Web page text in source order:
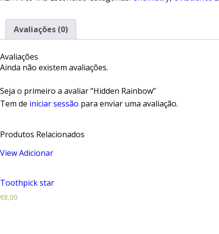
Avaliações (0)
Avaliações
Ainda não existem avaliações.
Seja o primeiro a avaliar “Hidden Rainbow”
Tem de iniciar sessão para enviar uma avaliação.
Produtos Relacionados
ViewAdicionar
Toothpick star
€8,00